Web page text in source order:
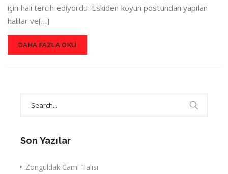
için halı tercih ediyordu. Eskiden koyun postundan yapılan
halılar ve[…]
DAHA FAZLA OKU
Son Yazılar
Zonguldak Cami Halısı